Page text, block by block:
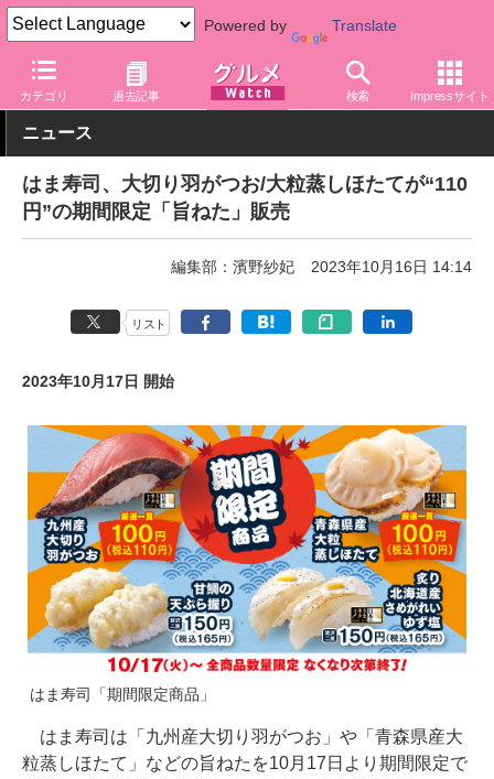
Powered by Translate
カテゴリ 過去記事 検索 Impressサイト
グルメ Watch 店舗 はま寿司
ニュース
はま寿司、大切り羽がつお/大粒蒸しほたてが“110
円”の期間限定「旨ねた」販売
編集部：濱野紗妃 2023年10月16日 14:14
リスト
2023年10月17日 開始
はま寿司「期間限定商品」
はま寿司は「九州産大切り羽がつお」や「青森県産大
粒蒸しほたて」などの旨ねたを10月17日より期間限定で